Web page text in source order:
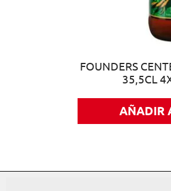
FOUNDERS
35,5CL
AÑADIR